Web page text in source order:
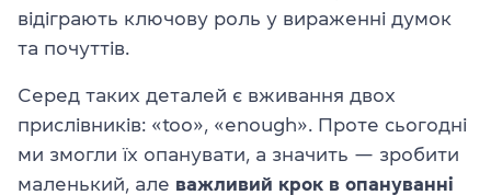
відіграють ключову роль у вираженні думок
та почуттів.
Серед таких деталей є вживання двох
прислівників: «too», «enough». Проте сьогодні
ми змогли їх опанувати, а значить — зробити
маленький, але важливий крок в опануванні